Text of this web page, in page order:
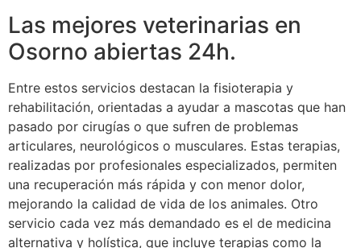
Las mejores veterinarias en
Osorno abiertas 24h.
Entre estos servicios destacan la fisioterapia y
rehabilitación, orientadas a ayudar a mascotas que han
pasado por cirugías o que sufren de problemas
articulares, neurológicos o musculares. Estas terapias,
realizadas por profesionales especializados, permiten
una recuperación más rápida y con menor dolor,
mejorando la calidad de vida de los animales. Otro
servicio cada vez más demandado es el de medicina
alternativa y holística, que incluye terapias como la